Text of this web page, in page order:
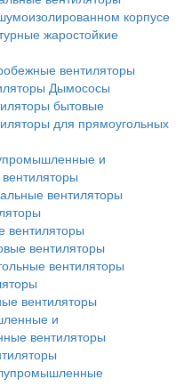
корпусе
жаростойкие
вентиляторы
Дымососы
бытовые
для прямоугольных
и
вентиляторы
вентиляторы
вентиляторы
вентиляторы
вентиляторы
и
вентиляторы